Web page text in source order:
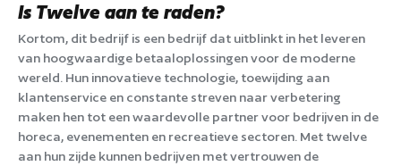
Is Twelve aan te raden?
Kortom, dit bedrijf is een bedrijf dat uitblinkt in het leveren
van hoogwaardige betaaloplossingen voor de moderne
wereld. Hun innovatieve technologie, toewijding aan
klantenservice en constante streven naar verbetering
maken hen tot een waardevolle partner voor bedrijven in de
horeca, evenementen en recreatieve sectoren. Met twelve
aan hun zijde kunnen bedrijven met vertrouwen de